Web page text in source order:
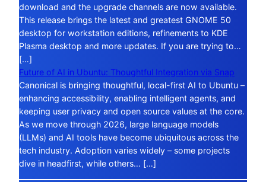
download and the upgrade channels are now available.
This release brings the latest and greatest GNOME 50
desktop for workstation editions, refinements to KDE
Plasma desktop and more updates. If you are trying to…
[…]
Future of AI in Ubuntu: Thoughtful Integration via Snap
Canonical is bringing thoughtful, local-first AI to Ubuntu –
enhancing accessibility, enabling intelligent agents, and
keeping user privacy and open source values at the core.
As we move through 2026, large language models
(LLMs) and AI tools have become ubiquitous across the
tech industry. Adoption varies widely – some projects
dive in headfirst, while others… […]